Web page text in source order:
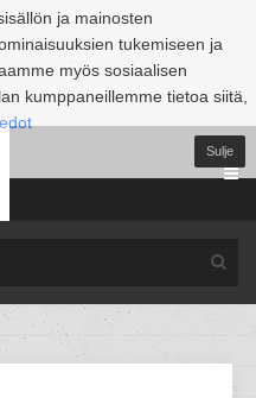
ja mainosten
tukemiseen ja
myös sosiaalisen
kumppaneillemme tietoa siitä,
Sulje